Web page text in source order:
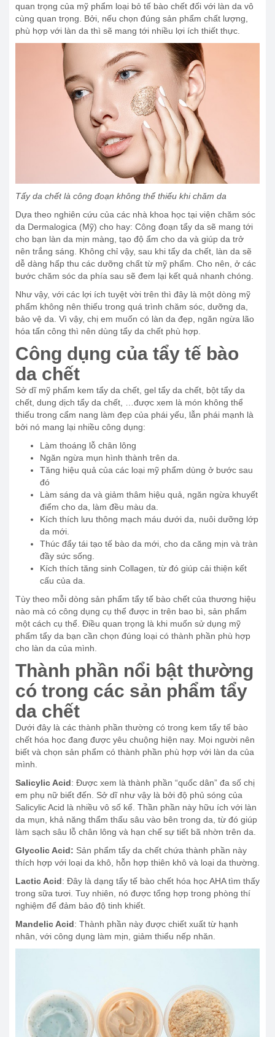
quan trọng của mỹ phẩm loại bỏ tế bào chết đối với làn da vô
cùng quan trọng. Bởi, nếu chọn đúng sản phẩm chất lượng,
phù hợp với làn da thì sẽ mang tới nhiều lợi ích thiết thực.
Tẩy da chết là công đoạn không thể thiếu khi chăm da
Dựa theo nghiên cứu của các nhà khoa học tại viện chăm sóc
da Dermalogica (Mỹ) cho hay: Công đoạn tẩy da sẽ mang tới
cho bạn làn da mịn màng, tạo độ ẩm cho da và giúp da trở
nên trắng sáng. Không chỉ vậy, sau khi tẩy da chết, làn da sẽ
dễ dàng hấp thu các dưỡng chất từ mỹ phẩm. Cho nên, ở các
bước chăm sóc da phía sau sẽ đem lại kết quả nhanh chóng.
Như vậy, với các lợi ích tuyệt vời trên thì đây là một dòng mỹ
phẩm không nên thiếu trong quá trình chăm sóc, dưỡng da,
bảo vệ da. Vì vậy, chị em muốn có làn da đẹp, ngăn ngừa lão
hóa tấn công thì nên dùng tẩy da chết phù hợp.
Công dụng của tẩy tế bào
da chết
Sở dĩ mỹ phẩm kem tẩy da chết, gel tẩy da chết, bột tẩy da
chết, dung dịch tẩy da chết, …được xem là món không thể
thiếu trong cẩm nang làm đẹp của phái yếu, lẫn phái mạnh là
bởi nó mang lại nhiều công dụng:
Làm thoáng lỗ chân lông
Ngăn ngừa mụn hình thành trên da.
Tăng hiệu quả của các loại mỹ phẩm dùng ở bước sau
đó
Làm sáng da và giảm thâm hiệu quả, ngăn ngừa khuyết
điểm cho da, làm đều màu da.
Kích thích lưu thông mạch máu dưới da, nuôi dưỡng lớp
da mới.
Thúc đẩy tái tạo tế bào da mới, cho da căng mịn và tràn
đầy sức sống.
Kích thích tăng sinh Collagen, từ đó giúp cải thiện kết
cấu của da.
Tùy theo mỗi dòng sản phẩm tẩy tế bào chết của thương hiệu
nào mà có công dụng cụ thể được in trên bao bì, sản phẩm
một cách cụ thể. Điều quan trọng là khi muốn sử dụng mỹ
phẩm tẩy da bạn cần chọn đúng loại có thành phần phù hợp
cho làn da của mình.
Thành phần nổi bật thường
có trong các sản phẩm tẩy
da chết
Dưới đây là các thành phần thường có trong kem tẩy tế bào
chết hóa học đang được yêu chuộng hiện nay. Mọi người nên
biết và chọn sản phẩm có thành phần phù hợp với làn da của
mình.
Salicylic Acid: Được xem là thành phần “quốc dân” đa số chị
em phụ nữ biết đến. Sở dĩ như vậy là bởi độ phủ sóng của
Salicylic Acid là nhiều vô số kể. Thần phần này hữu ích với làn
da mụn, khả năng thẩm thấu sâu vào bên trong da, từ đó giúp
làm sạch sâu lỗ chân lông và hạn chế sự tiết bã nhờn trên da.
Glycolic Acid: Sản phẩm tẩy da chết chứa thành phần này
thích hợp với loại da khô, hỗn hợp thiên khô và loại da thường.
Lactic Acid: Đây là dạng tẩy tế bào chết hóa học AHA tìm thấy
trong sữa tươi. Tuy nhiên, nó được tổng hợp trong phòng thí
nghiệm để đảm bảo độ tinh khiết.
Mandelic Acid: Thành phần này được chiết xuất từ hạnh
nhân, với công dụng làm mịn, giảm thiểu nếp nhăn.